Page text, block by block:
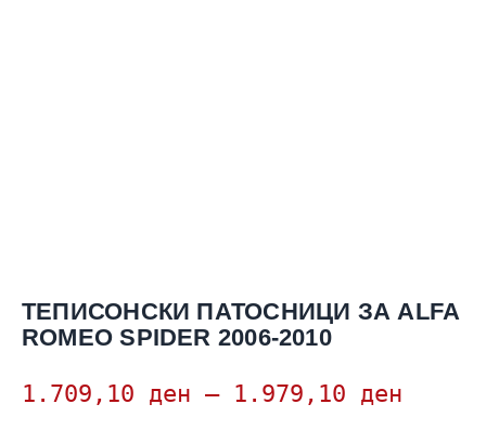
ТЕПИСОНСКИ ПАТОСНИЦИ ЗА ALFA
ROMEO SPIDER 2006-2010
1.709,10 ден – 1.979,10 ден